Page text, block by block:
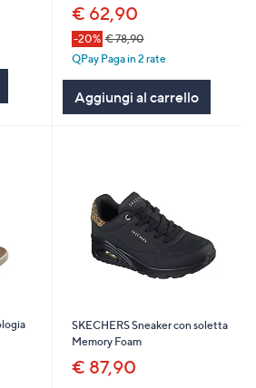
€ 62,90
-20% € 78,90
QPay Paga in 2 rate
Aggiungi al carrello
SKECHERS Sneaker con soletta
Memory Foam
€ 87,90